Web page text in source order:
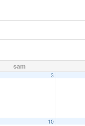
sam
3
10